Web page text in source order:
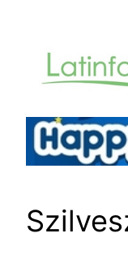
tartalomhoz